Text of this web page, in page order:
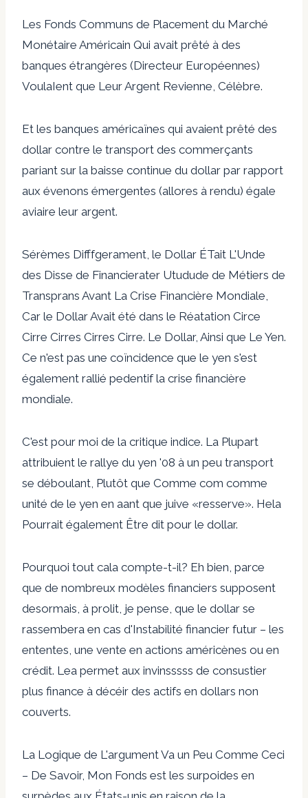
Les Fonds Communs de Placement du Marché
Monétaire Américain Qui avait prêté à des
banques étrangères (Directeur Européennes)
VoulaIent que Leur Argent Revienne, Célèbre.
Et les banques américaïnes qui avaient prêté des
dollar contre le transport des commerçants
pariant sur la baisse continue du dollar par rapport
aux évenons émergentes (allores à rendu) égale
aviaire leur argent.
Sérèmes Difffgerament, le Dollar ÉTait L'Unde
des Disse de Financierater Utudude de Métiers de
Transprans Avant La Crise Financière Mondiale,
Car le Dollar Avait été dans le Réatation Circe
Cirre Cirres Cirres Cirre. Le Dollar, Ainsi que Le Yen.
Ce n'est pas une coïncidence que le yen s'est
également rallié pedentif la crise financière
mondiale.
C'est pour moi de la critique indice. La Plupart
attribuient le rallye du yen '08 à un peu transport
se déboulant, Plutôt que Comme com comme
unité de le yen en aant que juive «resserve». Hela
Pourrait également Être dit pour le dollar.
Pourquoi tout cala compte-t-il? Eh bien, parce
que de nombreux modèles financiers supposent
desormais, à prolit, je pense, que le dollar se
rassembera en cas d'Instabilité financier futur – les
ententes, une vente en actions américènes ou en
crédit. Lea permet aux invinsssss de consustier
plus finance à décéir des actifs en dollars non
couverts.
La Logique de L'argument Va un Peu Comme Ceci
– De Savoir, Mon Fonds est les surpoides en